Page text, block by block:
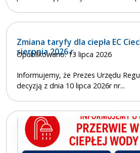
Zmiana taryfy dla ciepła EC
sierpnia 2026 r.
Opublikowano: 13 lipca 2026
Informujemy, że Prezes Urzędu
decyzją z dnia 10 lipca 2026r nr...